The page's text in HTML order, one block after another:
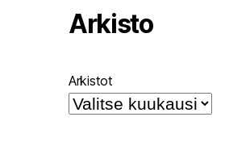
Arkisto
Arkistot